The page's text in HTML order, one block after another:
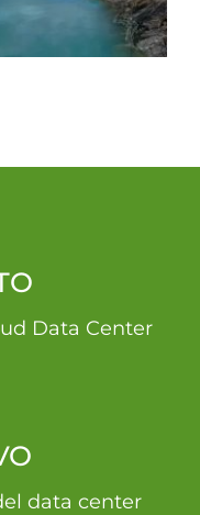
Data Center
data center